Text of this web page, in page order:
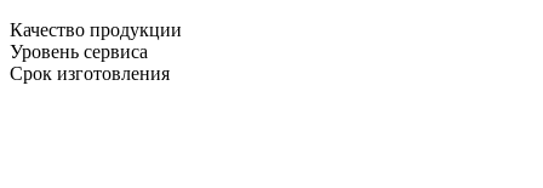
Качество продукции
Уровень сервиса
Срок изготовления